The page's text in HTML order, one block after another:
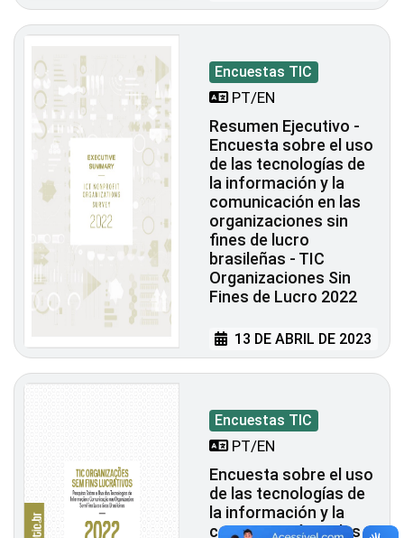
Encuestas TIC
PT/EN
Resumen Ejecutivo -
Encuesta sobre el uso
de las tecnologías de
la información y la
comunicación en las
organizaciones sin
fines de lucro
brasileñas - TIC
Organizaciones Sin
Fines de Lucro 2022
13 DE ABRIL DE 2023
Encuestas TIC
PT/EN
Encuesta sobre el uso
de las tecnologías de
la información y la
comunicación en las